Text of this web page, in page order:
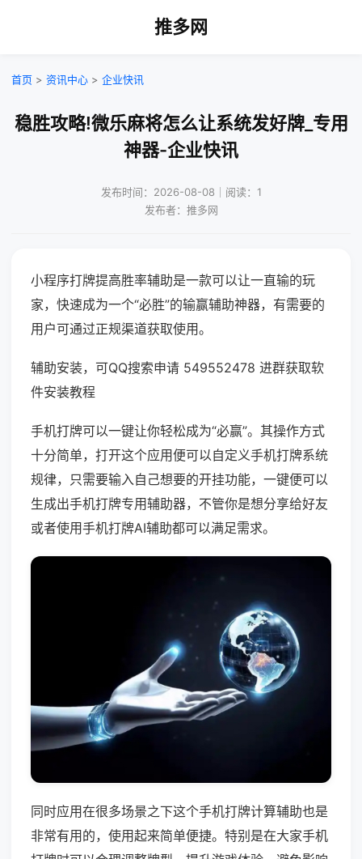
推多网
首页 > 资讯中心 > 企业快讯
稳胜攻略!微乐麻将怎么让系统发好牌_专用
神器-企业快讯
发布时间：2026-08-08｜阅读：1
发布者：推多网
小程序打牌提高胜率辅助是一款可以让一直输的玩
家，快速成为一个“必胜”的输赢辅助神器，有需要的
用户可通过正规渠道获取使用。
辅助安装，可QQ搜索申请 549552478 进群获取软
件安装教程
手机打牌可以一键让你轻松成为“必赢”。其操作方式
十分简单，打开这个应用便可以自定义手机打牌系统
规律，只需要输入自己想要的开挂功能，一键便可以
生成出手机打牌专用辅助器，不管你是想分享给好友
或者使用手机打牌AI辅助都可以满足需求。
同时应用在很多场景之下这个手机打牌计算辅助也是
非常有用的，使用起来简单便捷。特别是在大家手机